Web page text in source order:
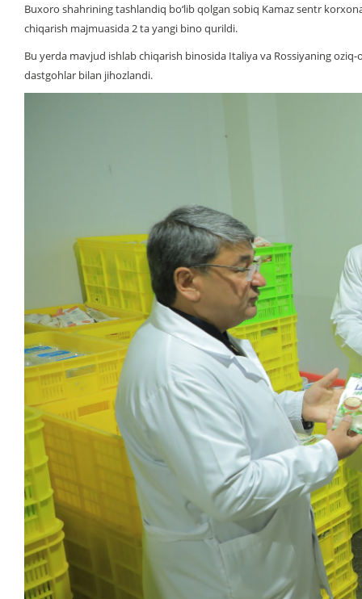
Buxoro shahrining tashlandiq bo‘lib qolgan sobiq Kamaz sentr
chiqarish majmuasida 2 ta yangi bino qurildi.
Bu yerda mavjud ishlab chiqarish binosida Italiya va Rossiyaning
dastgohlar bilan jihozlandi.